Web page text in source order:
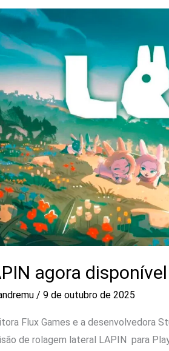
agora
/ 9 de outubro de 2025
Flux Games e a desenvolvedora
de rolagem lateral LAPIN para